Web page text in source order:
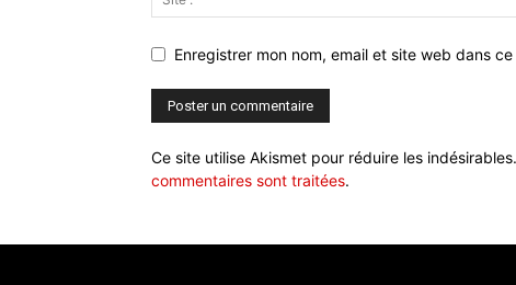
Enregistrer mon nom, email et site web dans
Ce site utilise Akismet pour réduire les indésirables.
commentaires sont traitées.